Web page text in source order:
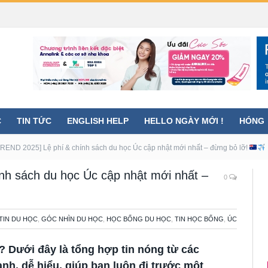
TIN TỨC ENGLISH HELP HELLO NGÀY MỚI ! HÓNG
2025] Lệ phí & chính sách du học Úc cập nhật mới nhất – đừng bỏ lỡ!
sách du học Úc cập nhật mới nhất – 0
DU HỌC, GÓC NHÌN DU HỌC, HỌC BỔNG DU HỌC, TIN HỌC BỔNG ÚC
Dưới đây là tổng hợp tin nóng từ các
dễ hiểu, giúp bạn luôn đi trước một